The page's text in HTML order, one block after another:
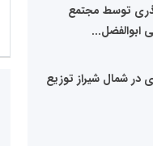
توسط مجتمع
ابوالفضل...
در شمال شیراز توزیع